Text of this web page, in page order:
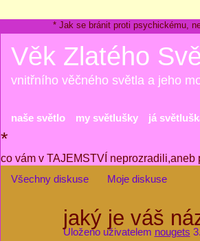
* Jak se bránit proti psychickému,
Věk Zlatého
vnitřního věčného světla a jeho
naše světlo my světlušky já
*
co vám v TAJEMSTVÍ
Všechny diskuse
Moje diskuse
jaký je váš
Uloženo uživatelem nougets